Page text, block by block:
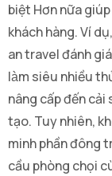
biệt Hơn nữa
khách hàng. Ví
an travel đánh
làm siêu nhiều
nâng cấp đến
tạo. Tuy nhiên,
minh phần đông
cầu phòng chọi